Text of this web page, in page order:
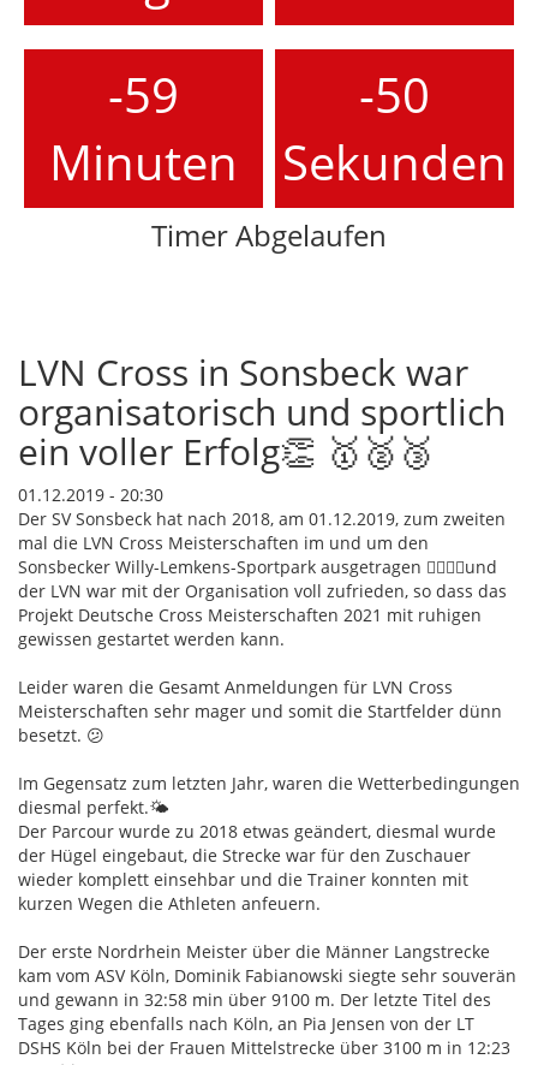
-59
Minuten
-50
Sekunden
Timer Abgelaufen
LVN Cross in Sonsbeck war
organisatorisch und sportlich
ein voller Erfolg👏 🥇🥈🥉
01.12.2019 - 20:30
Der SV Sonsbeck hat nach 2018, am 01.12.2019, zum zweiten
mal die LVN Cross Meisterschaften im und um den
Sonsbecker Willy-Lemkens-Sportpark ausgetragen 🏃‍♀️🏃‍♂️und
der LVN war mit der Organisation voll zufrieden, so dass das
Projekt Deutsche Cross Meisterschaften 2021 mit ruhigen
gewissen gestartet werden kann.
Leider waren die Gesamt Anmeldungen für LVN Cross
Meisterschaften sehr mager und somit die Startfelder dünn
besetzt. 😕
Im Gegensatz zum letzten Jahr, waren die Wetterbedingungen
diesmal perfekt.🌤
Der Parcour wurde zu 2018 etwas geändert, diesmal wurde
der Hügel eingebaut, die Strecke war für den Zuschauer
wieder komplett einsehbar und die Trainer konnten mit
kurzen Wegen die Athleten anfeuern.
Der erste Nordrhein Meister über die Männer Langstrecke
kam vom ASV Köln, Dominik Fabianowski siegte sehr souverän
und gewann in 32:58 min über 9100 m. Der letzte Titel des
Tages ging ebenfalls nach Köln, an Pia Jensen von der LT
DSHS Köln bei der Frauen Mittelstrecke über 3100 m in 12:23